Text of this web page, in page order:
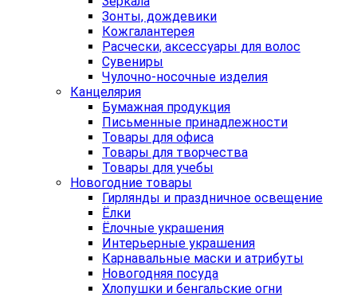
Зонты, дождевики
Кожгалантерея
Расчески, аксессуары для волос
Сувениры
Чулочно-носочные изделия
Канцелярия
Бумажная продукция
Письменные принадлежности
Товары для офиса
Товары для творчества
Товары для учебы
Новогодние товары
Гирлянды и праздничное освещение
Ёлки
Ёлочные украшения
Интерьерные украшения
Карнавальные маски и атрибуты
Новогодняя посуда
Хлопушки и бенгальские огни